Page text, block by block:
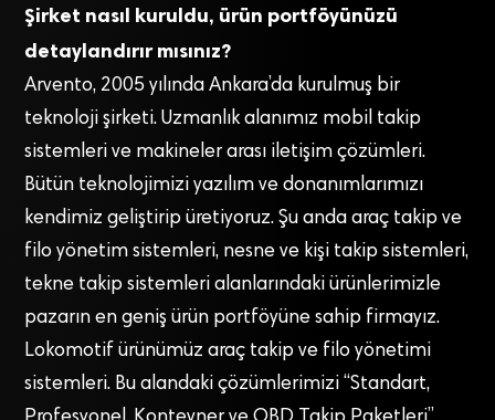
Şirket nasıl kuruldu, ürün portföyünüzü
detaylandırır mısınız?
Arvento, 2005 yılında Ankara’da kurulmuş bir
teknoloji şirketi. Uzmanlık alanımız mobil takip
sistemleri ve makineler arası iletişim çözümleri.
Bütün teknolojimizi yazılım ve donanımlarımızı
kendimiz geliştirip üretiyoruz. Şu anda araç takip ve
filo yönetim sistemleri, nesne ve kişi takip sistemleri,
tekne takip sistemleri alanlarındaki ürünlerimizle
pazarın en geniş ürün portföyüne sahip firmayız.
Lokomotif ürünümüz araç takip ve filo yönetimi
sistemleri. Bu alandaki çözümlerimizi “Standart,